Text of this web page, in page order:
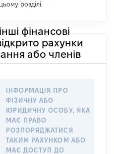
розділі.
фінансові
рахунки
або членів
ІНФОРМАЦІЯ ПРО
ФІЗИЧНУ АБО
ЮРИДИЧНУ ОСОБУ, ЯКА
МАЄ ПРАВО
РОЗПОРЯДЖАТИСЯ
ТАКИМ РАХУНКОМ АБО
МАЄ ДОСТУП ДО